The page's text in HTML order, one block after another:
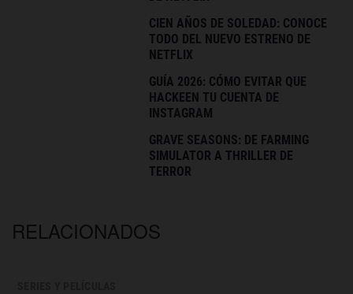
CIEN AÑOS DE SOLEDAD: CONOCE
TODO DEL NUEVO ESTRENO DE
NETFLIX
GUÍA 2026: CÓMO EVITAR QUE
HACKEEN TU CUENTA DE
INSTAGRAM
GRAVE SEASONS: DE FARMING
SIMULATOR A THRILLER DE
TERROR
RELACIONADOS